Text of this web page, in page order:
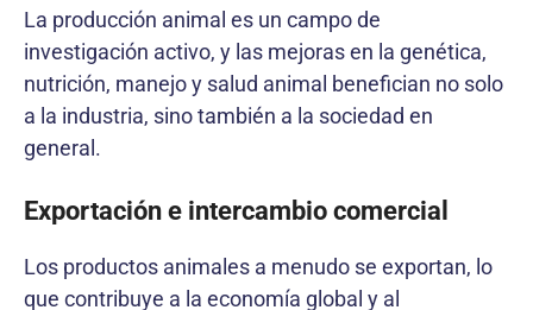
La producción animal es un campo de
investigación activo, y las mejoras en la genética,
nutrición, manejo y salud animal benefician no solo
a la industria, sino también a la sociedad en
general.
Exportación e intercambio comercial
Los productos animales a menudo se exportan, lo
que contribuye a la economía global y al